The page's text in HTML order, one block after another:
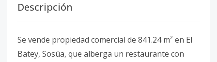
Descripción
Se vende propiedad comercial de 841.24 m² en El
Batey, Sosúa, que alberga un restaurante con